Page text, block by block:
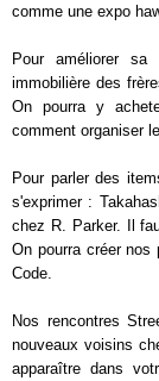
comme une expo
Pour améliorer
immobilière des
On pourra y
comment organiser
Pour parler des
s'exprimer :
chez R. Parker. Il
On pourra créer nos
Code.
Nos rencontres
nouveaux voisins
apparaître dans